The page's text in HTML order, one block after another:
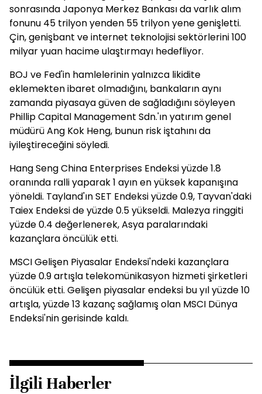
sonrasında Japonya Merkez Bankası da varlık alım
fonunu 45 trilyon yenden 55 trilyon yene genişletti.
Çin, genişbant ve internet teknolojisi sektörlerini 100
milyar yuan hacime ulaştırmayı hedefliyor.
BOJ ve Fed'in hamlelerinin yalnızca likidite
eklemekten ibaret olmadığını, bankaların aynı
zamanda piyasaya güven de sağladığını söyleyen
Phillip Capital Management Sdn.'ın yatırım genel
müdürü Ang Kok Heng, bunun risk iştahını da
iyileştireceğini söyledi.
Hang Seng China Enterprises Endeksi yüzde 1.8
oranında ralli yaparak 1 ayın en yüksek kapanışına
yöneldi. Tayland'ın SET Endeksi yüzde 0.9, Tayvan'daki
Taiex Endeksi de yüzde 0.5 yükseldi. Malezya ringgiti
yüzde 0.4 değerlenerek, Asya paralarındaki
kazançlara öncülük etti.
MSCI Gelişen Piyasalar Endeksi'ndeki kazançlara
yüzde 0.9 artışla telekomünikasyon hizmeti şirketleri
öncülük etti. Gelişen piyasalar endeksi bu yıl yüzde 10
artışla, yüzde 13 kazanç sağlamış olan MSCI Dünya
Endeksi'nin gerisinde kaldı.
İlgili Haberler